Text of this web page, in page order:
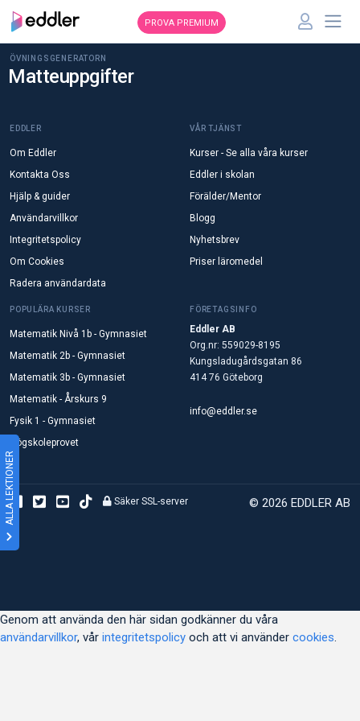
ALLA LEKTIONER
PROVA PREMIUM
ÖVNINGSGENERATORN
Matteuppgifter
EDDLER
Om Eddler
Kontakta Oss
Hjälp & guider
Användarvillkor
Integritetspolicy
Om Cookies
Radera användardata
VÅR TJÄNST
Kurser - Se alla våra kurser
Eddler i skolan
Förälder/Mentor
Blogg
Nyhetsbrev
Priser läromedel
POPULÄRA KURSER
Matematik Nivå 1b - Gymnasiet
Matematik 2b - Gymnasiet
Matematik 3b - Gymnasiet
Matematik - Årskurs 9
Fysik 1 - Gymnasiet
Högskoleprovet
FÖRETAGSINFO
Eddler AB
Org.nr: 559029-8195
Kungsladugårdsgatan 86
414 76 Göteborg
info@eddler.se
© 2026 EDDLER AB
Säker SSL-server
Genom att använda den här sidan godkänner du våra
användarvillkor, vår integritetspolicy och att vi använder cookies.